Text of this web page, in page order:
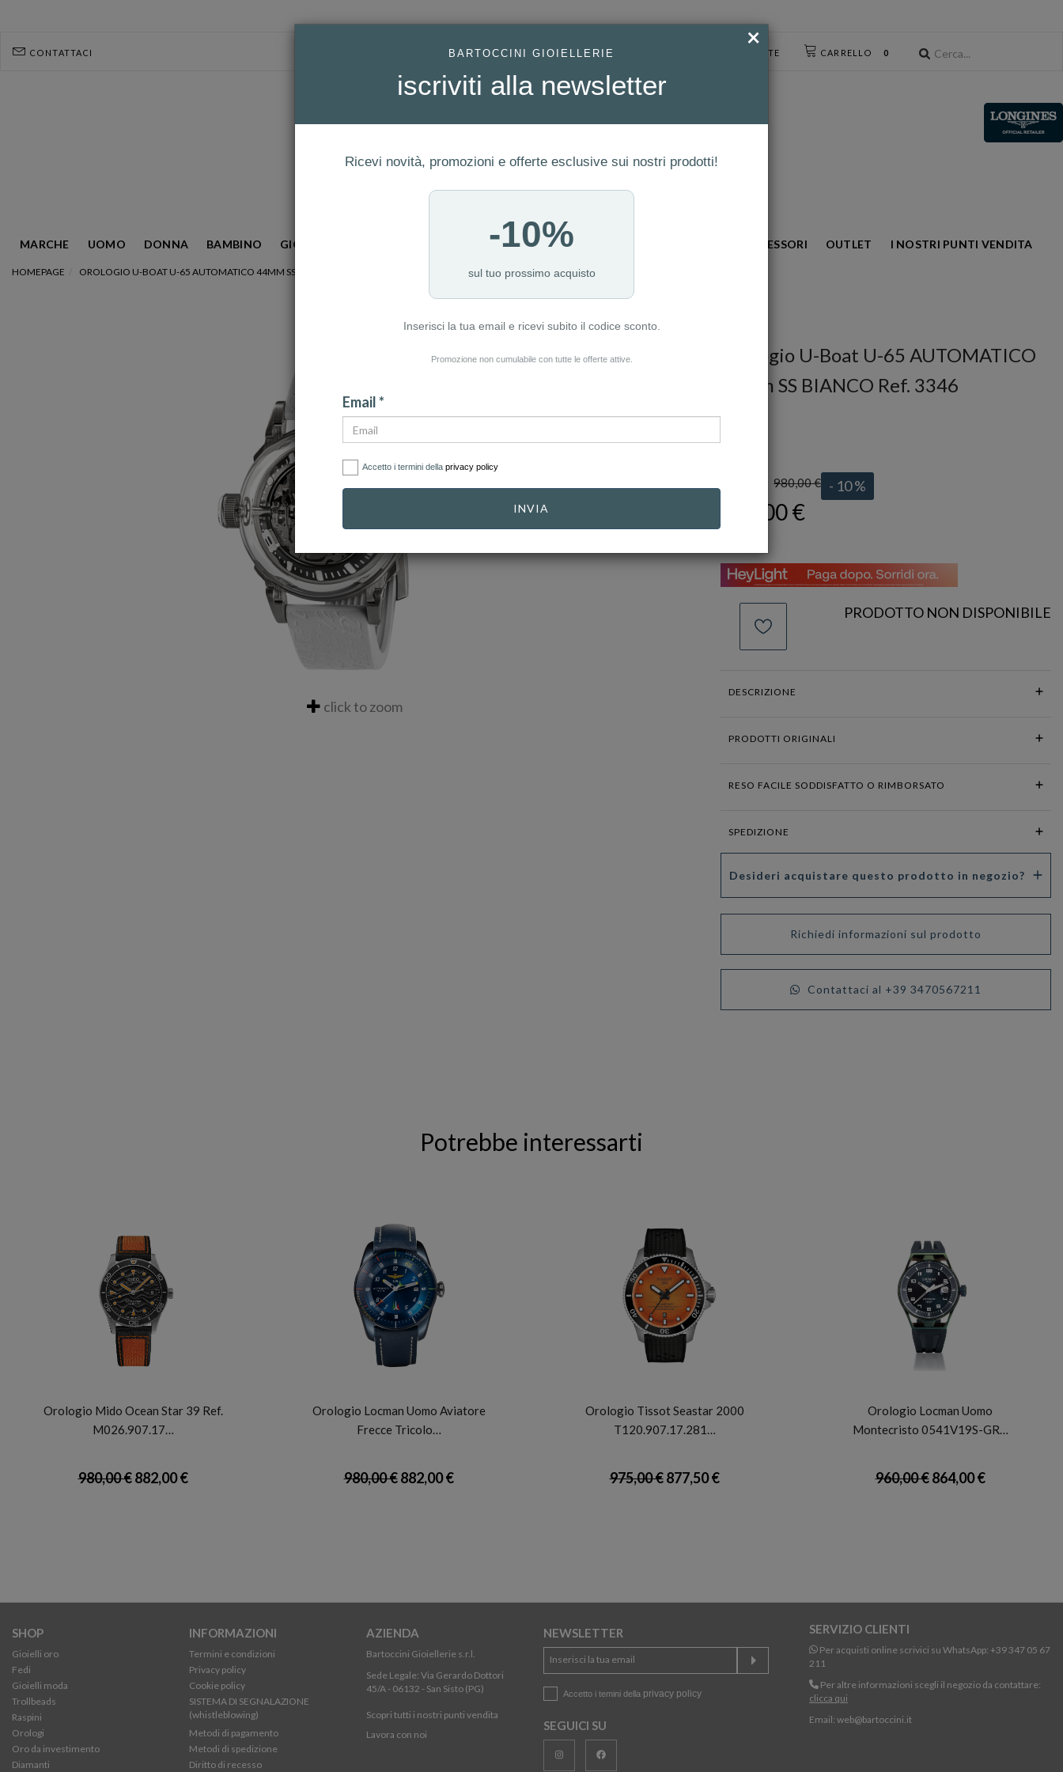
CARRELLO 0
ACCESSO UTENTE
CONTATTACI
MARCHE UOMO DONNA BAMBINO GIOIELLERIA GIOIELLI MODA OROLOGI ACCESSORI OUTLET I NOSTRI PUNTI VENDITA
HOMEPAGE OROLOGIO U-BOAT U-65 AUTOMATICO 44MM SS BIANCO REF. 3346
click to zoom
Orologio U-Boat U-65 AUTOMATICO
44mm SS BIANCO Ref. 3346
980,00 € - 10 %
882,00 €
PRODOTTO NON DISPONIBILE
DESCRIZIONE
PRODOTTI ORIGINALI
RESO FACILE SODDISFATTO O RIMBORSATO
SPEDIZIONE
Desideri acquistare questo prodotto in negozio?
Richiedi informazioni sul prodotto
Contattaci al +39 3470567211
Potrebbe interessarti
Orologio Mido Ocean Star 39 Ref.
M026.907.17…
980,00 €882,00 €
Orologio Locman Uomo Aviatore
Frecce Tricolo…
980,00 €882,00 €
Orologio Tissot Seastar 2000
T120.907.17.281…
975,00 €877,50 €
Orologio Locman Uomo
Montecristo 0541V19S-GR…
960,00 €864,00 €
SHOP
Gioielli oro
Fedi
Gioielli moda
Trollbeads
Raspini
Orologi
Oro da investimento
Diamanti
INFORMAZIONI
Termini e condizioni
Privacy policy
Cookie policy
SISTEMA DI SEGNALAZIONE
(whistleblowing)
Metodi di pagamento
Metodi di spedizione
Diritto di recesso
AZIENDA
Bartoccini Gioiellerie s.r.l.
Sede Legale: Via Gerardo Dottori
45/A - 06132 - San Sisto (PG)
Scopri tutti i nostri punti vendita
Lavora con noi
NEWSLETTER
Accetto i temini della privacy policy
SEGUICI SU
SERVIZIO CLIENTI
Per acquisti online scrivici su WhatsApp: +39 347 05 67
211
Per altre informazioni scegli il negozio da contattare:
clicca qui
Email: web@bartoccini.it
×
BARTOCCINI GIOIELLERIE
iscriviti alla newsletter
Ricevi novità, promozioni e offerte esclusive sui nostri prodotti!
-10%
sul tuo prossimo acquisto
Inserisci la tua email e ricevi subito il codice sconto.
Promozione non cumulabile con tutte le offerte attive.
Email *
Accetto i termini della privacy policy
INVIA